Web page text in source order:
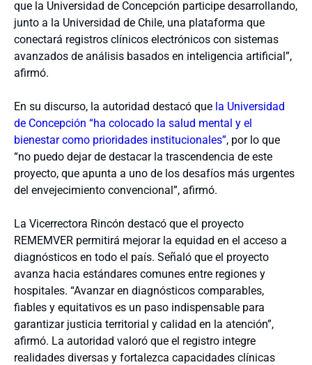
que la Universidad de Concepción participe desarrollando,
junto a la Universidad de Chile, una plataforma que
conectará registros clínicos electrónicos con sistemas
avanzados de análisis basados en inteligencia artificial”,
afirmó.
En su discurso, la autoridad destacó que la Universidad
de Concepción “ha colocado la salud mental y el
bienestar como prioridades institucionales”, por lo que
“no puedo dejar de destacar la trascendencia de este
proyecto, que apunta a uno de los desafíos más urgentes
del envejecimiento convencional”, afirmó.
La Vicerrectora Rincón destacó que el proyecto
REMEMVER permitirá mejorar la equidad en el acceso a
diagnósticos en todo el país. Señaló que el proyecto
avanza hacia estándares comunes entre regiones y
hospitales. “Avanzar en diagnósticos comparables,
fiables y equitativos es un paso indispensable para
garantizar justicia territorial y calidad en la atención”,
afirmó. La autoridad valoró que el registro integre
realidades diversas y fortalezca capacidades clínicas